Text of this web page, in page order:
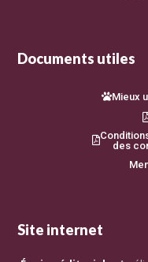
Documents utiles
Mieux
des
Site internet